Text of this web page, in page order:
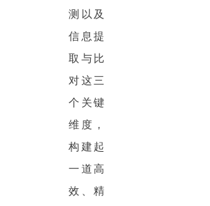
测以及
信息提
取与比
对这三
个关键
维度，
构建起
一道高
效、精